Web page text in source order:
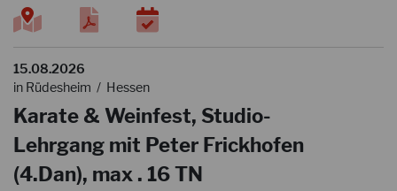
15.08.2026
in Rüdesheim / Hessen
Karate & Weinfest, Studio-
Lehrgang mit Peter Frickhofen
(4.Dan), max . 16 TN